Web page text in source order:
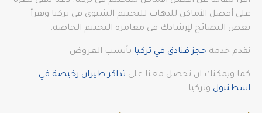
على أفضل الأماكن للذهاب للتخييم الشتوي في تركيا ونقرأ
بعض النصائح لإرشادك في مغامرة التخييم الخاصة.
نقدم خدمة حجز فنادق في تركيا بأنسب العروض
كما ويمكنك ان تحصل معنا على تذاكر طيران رخيصة في
اسطنبول وتركيا